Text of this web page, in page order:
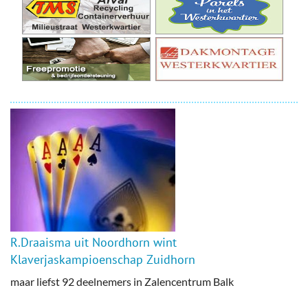
R.Draaisma uit Noordhorn wint
Klaverjaskampioenschap Zuidhorn
maar liefst 92 deelnemers in Zalencentrum Balk